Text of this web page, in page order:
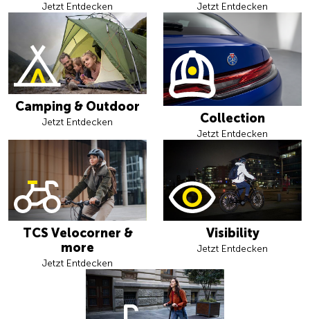
Jetzt Entdecken Jetzt Entdecken
Camping & Outdoor
Jetzt Entdecken Collection
Jetzt Entdecken
TCS Velocorner &
more
Jetzt Entdecken
Visibility
Jetzt Entdecken